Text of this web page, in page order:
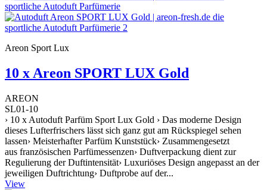
Areon Sport Lux
10 x Areon SPORT LUX Gold
AREON
SL01-10
› 10 x Autoduft Parfüm Sport Lux Gold › Das moderne Design
dieses Lufterfrischers lässt sich ganz gut am Rückspiegel sehen
lassen› Meisterhafter Parfüm Kunststück› Zusammengesetzt
aus französischen Parfümessenzen› Duftverpackung dient zur
Regulierung der Duftintensität› Luxuriöses Design angepasst an der
jeweiligen Duftrichtung› Duftprobe auf der...
View